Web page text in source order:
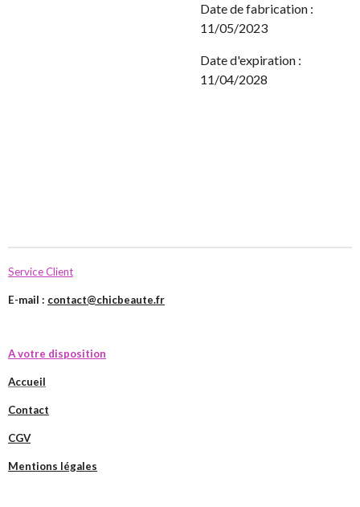
Date de fabrication :
11/05/2023
Date d'expiration :
11/04/2028
Service Client
E-mail : contact@chicbeaute.fr
A votre disposition
Accueil
Contact
CGV
Mentions légales